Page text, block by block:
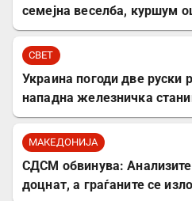
семејна веселба, куршум
СВЕТ
Украина погоди две руски
нападна железничка
МАКЕДОНИЈА
СДСМ обвинува: Анализите
доцнат, а граѓаните се